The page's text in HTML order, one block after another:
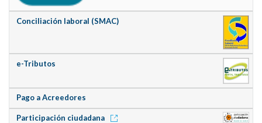
Conciliación laboral (SMAC)
e-Tributos
Pago a Acreedores
Participación ciudadana